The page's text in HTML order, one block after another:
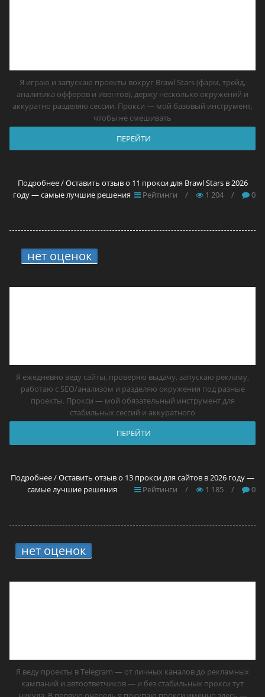
Я играю и запускаю проекты вокруг Brawl Stars (фарм, трейд,
аналитика офферов и ивентов), держу несколько окружений и
аккуратно разделяю сессии. Прокси — мой базовый инструмент,
чтобы не смешивать
ПЕРЕЙТИ
Подробнее / Оставить отзыв о 11 прокси для Brawl Stars в 2026
году — самые лучшие решения
Рейтинги / 1 204 / 0
нет оценок
Я ежедневно веду сайты, проверяю выдачу, запускаю рекламу,
работаю с SEO/анализом и разделяю окружения под разные
проекты. Прокси — мой обязательный инструмент для
стабильных сессий и аккуратного
ПЕРЕЙТИ
Подробнее / Оставить отзыв о 13 прокси для сайтов в 2026 году —
самые лучшие решения
Рейтинги / 1 185 / 0
нет оценок
Я веду проекты в Telegram — от личных каналов до рекламных
кампаний и автоответчиков — и без стабильных прокси тут